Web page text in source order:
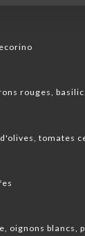
rouges,
tomates
oignons blancs,